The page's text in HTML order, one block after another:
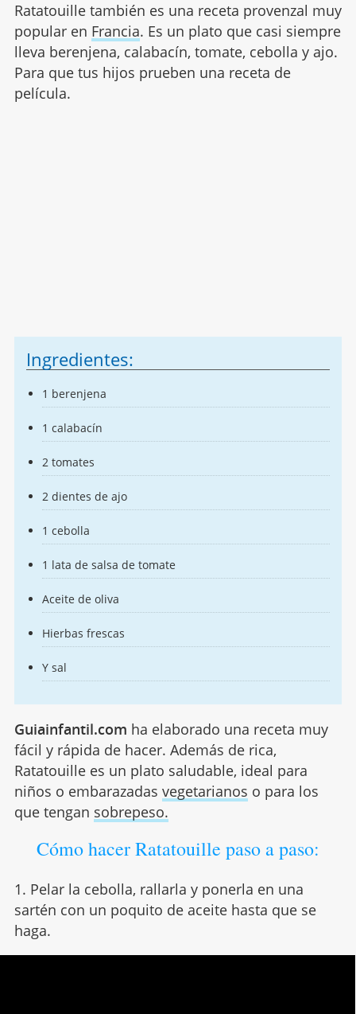
Ratatouille también es una receta provenzal muy
popular en Francia. Es un plato que casi siempre
lleva berenjena, calabacín, tomate, cebolla y ajo.
Para que tus hijos prueben una receta de
película.
Ingredientes:
1 berenjena
1 calabacín
2 tomates
2 dientes de ajo
1 cebolla
1 lata de salsa de tomate
Aceite de oliva
Hierbas frescas
Y sal
Guiainfantil.com ha elaborado una receta muy
fácil y rápida de hacer. Además de rica,
Ratatouille es un plato saludable, ideal para
niños o embarazadas vegetarianos o para los
que tengan sobrepeso.
Cómo hacer Ratatouille paso a paso:
1. Pelar la cebolla, rallarla y ponerla en una
sartén con un poquito de aceite hasta que se
haga.